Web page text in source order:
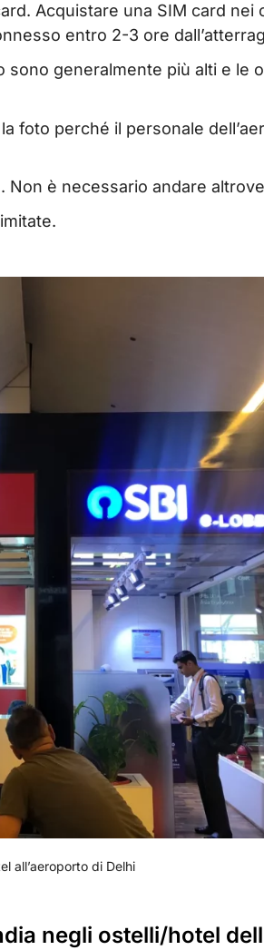
Acquistare una SIM card nei
entro 2-3 ore
generalmente più alti e le
foto perché il personale
Non è necessario andare
all’aeroporto di Delhi
negli ostelli/hotel